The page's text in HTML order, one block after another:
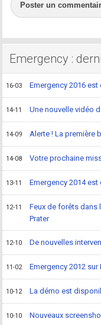
Poster un
Emergency :
16-03 Emergency 2016
14-11 Une nouvelle vidéo
14-09 Alerte ! La première
14-08 Votre prochaine
13-11 Emergency 2014
12-11
Feux de forêts dans
Prater
12-10 De nouvelles
11-02 Emergency 2012 sur
10-12 La démo est
10-10 Nouveaux